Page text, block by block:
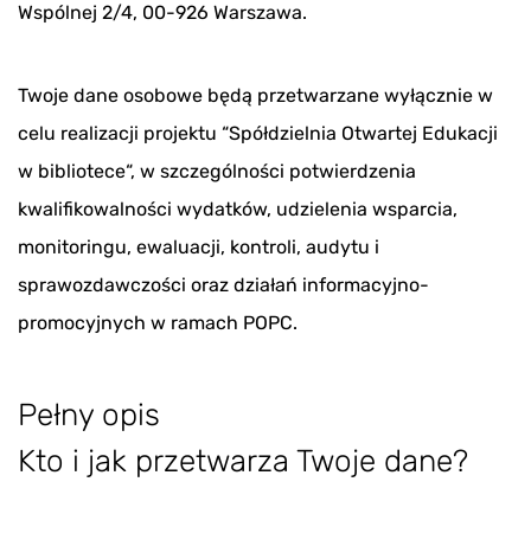
Wspólnej 2/4, 00-926 Warszawa.
Twoje dane osobowe będą przetwarzane wyłącznie w
celu realizacji projektu “Spółdzielnia Otwartej Edukacji
w bibliotece“, w szczególności potwierdzenia
kwalifikowalności wydatków, udzielenia wsparcia,
monitoringu, ewaluacji, kontroli, audytu i
sprawozdawczości oraz działań informacyjno-
promocyjnych w ramach POPC.
Pełny opis
Kto i jak przetwarza Twoje dane?